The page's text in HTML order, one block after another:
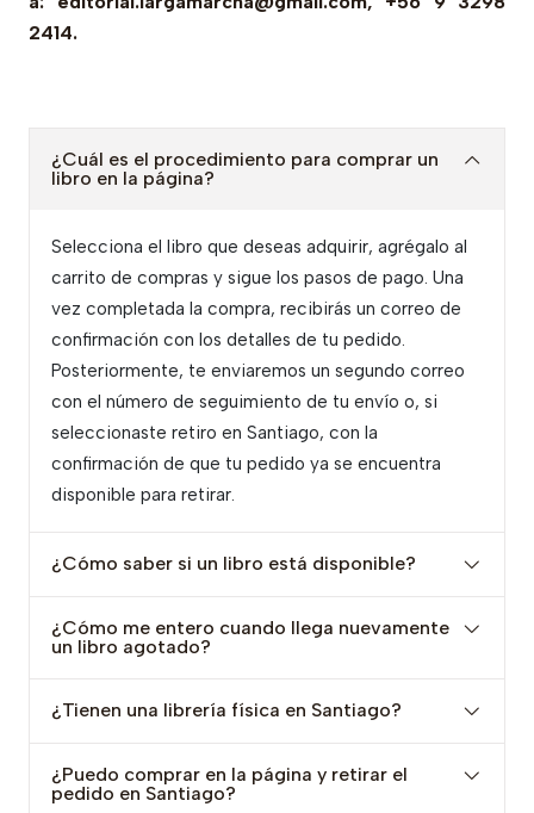
2414.
¿Cuál es el procedimiento para comprar un
libro en la página?
Selecciona el libro que deseas adquirir, agrégalo al
carrito de compras y sigue los pasos de pago. Una
vez completada la compra, recibirás un correo de
confirmación con los detalles de tu pedido.
Posteriormente, te enviaremos un segundo correo
con el número de seguimiento de tu envío o, si
seleccionaste retiro en Santiago, con la
confirmación de que tu pedido ya se encuentra
disponible para retirar.
¿Cómo saber si un libro está disponible?
¿Cómo me entero cuando llega nuevamente
un libro agotado?
¿Tienen una librería física en Santiago?
¿Puedo comprar en la página y retirar el
pedido en Santiago?